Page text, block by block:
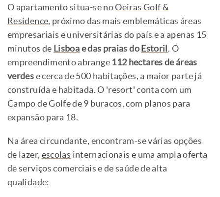
O apartamento situa-se noOeiras Golf &
Residence, próximo das mais emblemáticas áreas
empresariais e universitárias do país e a apenas 15
minutos de Lisboa e das praias do Estoril . O
empreendimento abrange 112 hectares de áreas
verdes e cerca de 500 habitações, a maior parte já
construída e habitada. O 'resort' conta com um
Campo de Golfe de 9 buracos, com planos para
expansão para 18.
Na área circundante, encontram-se várias opções
de lazer, escolas internacionais e uma ampla oferta
de serviços comerciais e de saúde de alta
qualidade: